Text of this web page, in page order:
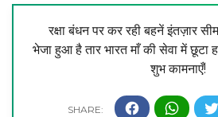
रक्षा बंधन पर कर रही बहनें इंतज़ार
भेजा हुआ है तार भारत माँ की सेवा में छूटा
शुभ कामनाएँ!